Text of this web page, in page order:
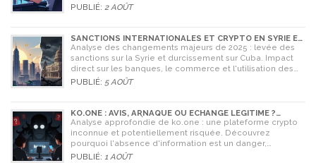
PUBLIÉ: 2 AOÛT
SANCTIONS INTERNATIONALES ET CRYPTO EN SYRIE ET
CUBA : L'IMPACT MAJEUR DE 2025
Analyse des changements majeurs de 2025 : levée des
sanctions sur la Syrie et durcissement sur Cuba. Impact
direct sur les banques, le commerce et l'utilisation des
cryptomonnaies comme Bitcoin.
PUBLIÉ: 5 AOÛT
KO.ONE : AVIS, ARNAQUE OU ÉCHANGE LÉGITIME ?
ANALYSE COMPLÈTE
Analyse approfondie de ko.one : une plateforme crypto
inconnue et potentiellement risquée. Découvrez
pourquoi l'absence d'information est un danger,
comparez avec Coinone et apprenez à vérifier la sécurité
PUBLIÉ: 1 AOÛT